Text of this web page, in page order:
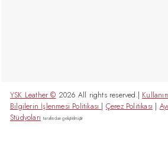
YSK Leather © 2026 All rights reserved.|
Bilgilerin İşlenmesi Politikası
Çerez Politikası
Stüdyoları tarafından geliştirilmiştir